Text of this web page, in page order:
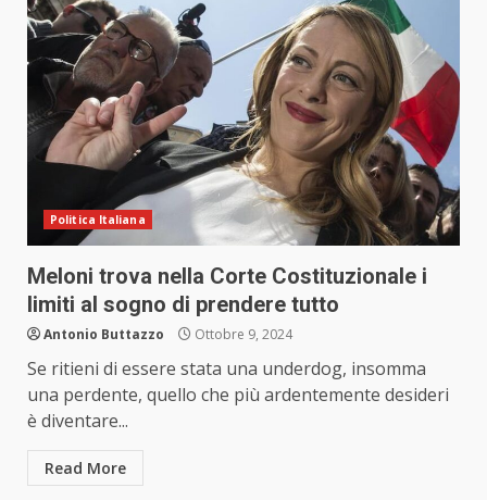
Politica Italiana
Meloni trova nella Corte Costituzionale i
limiti al sogno di prendere tutto
Antonio Buttazzo Ottobre 9, 2024
Se ritieni di essere stata una underdog, insomma
una perdente, quello che più ardentemente desideri
è diventare...
Read More